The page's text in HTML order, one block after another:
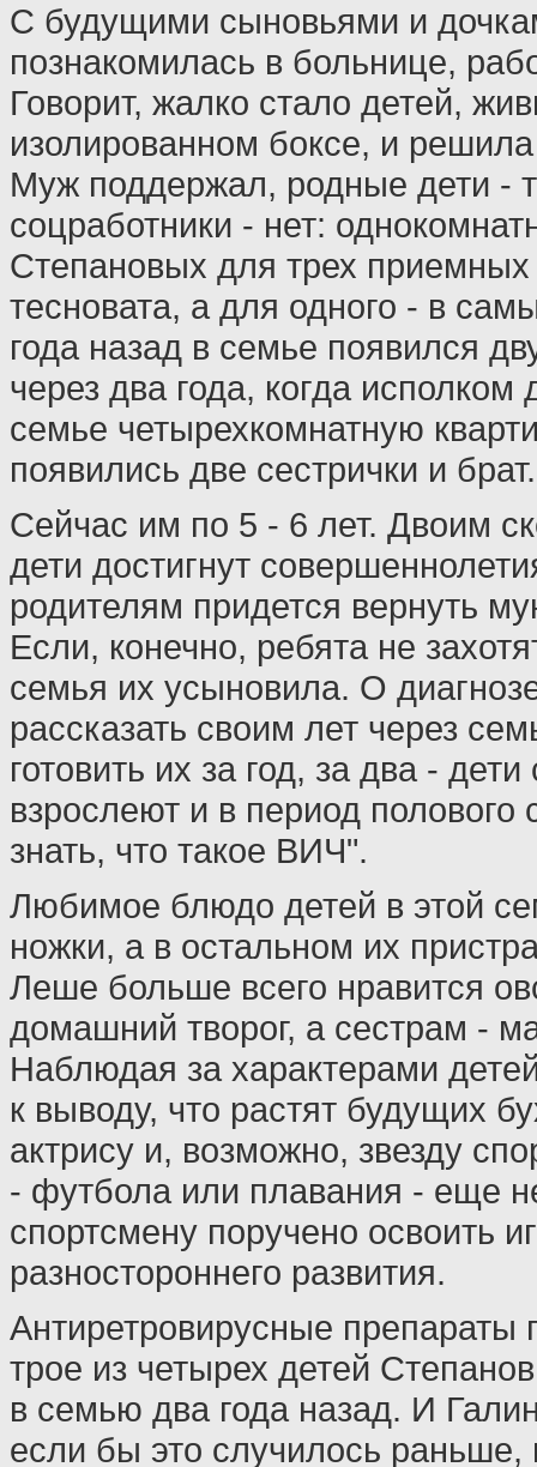
С будущими сыновьями и
познакомилась в больнице,
Говорит, жалко стало детей,
изолированном боксе, и
Муж поддержал, родные дети -
соцработники - нет:
Степановых для трех
тесновата, а для одного - в
года назад в семье появился
через два года, когда
семье четырехкомнатную
появились две сестрички и брат.
Сейчас им по 5 - 6 лет. Двоим
дети достигнут
родителям придется вернуть
Если, конечно, ребята не
семья их усыновила. О
рассказать своим лет через
готовить их за год, за два -
взрослеют и в период
знать, что такое ВИЧ".
Любимое блюдо детей в этой
ножки, а в остальном их
Леше больше всего нравится
домашний творог, а сестрам -
Наблюдая за характерами
к выводу, что растят будущих
актрису и, возможно, звезду
- футбола или плавания - еще
спортсмену поручено освоить
разностороннего развития.
Антиретровирусные
трое из четырех детей
в семью два года назад. И
если бы это случилось раньше,